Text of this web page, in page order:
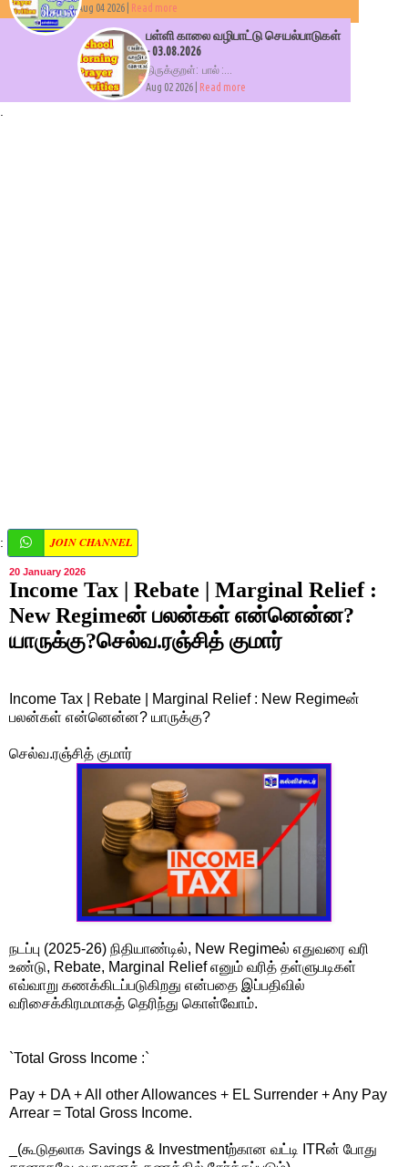
Aug 04 2026 | Read more
பள்ளி காலை வழிபாட்டு செயல்பாடுகள்
- 03.08.2026
திருக்குறள்: பால் :...
Aug 02 2026 | Read more
: JOIN CHANNEL
20 January 2026
Income Tax | Rebate | Marginal Relief :
New Regimeன் பலன்கள் என்னென்ன?
யாருக்கு?செல்வ.ரஞ்சித் குமார்
Income Tax | Rebate | Marginal Relief : New Regimeன்
பலன்கள் என்னென்ன? யாருக்கு?
செல்வ.ரஞ்சித் குமார்
நடப்பு (2025-26) நிதியாண்டில், New Regimeல் எதுவரை வரி
உண்டு, Rebate, Marginal Relief எனும் வரித் தள்ளுபடிகள்
எவ்வாறு கணக்கிடப்படுகிறது என்பதை இப்பதிவில்
வரிசைக்கிரமமாகத் தெரிந்து கொள்வோம்.
`Total Gross Income :`
Pay + DA + All other Allowances + EL Surrender + Any Pay
Arrear = Total Gross Income.
_(கூடுதலாக Savings & Investmentற்கான வட்டி ITRன் போது